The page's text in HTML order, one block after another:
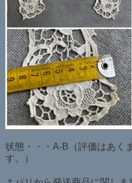
状態・・・A-B（評価はあく
す。）